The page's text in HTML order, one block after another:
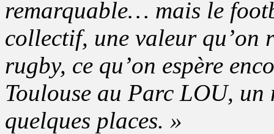
remarquable… mais le
collectif, une valeur qu’on
rugby, ce qu’on espère
Toulouse au Parc LOU,
quelques places. »